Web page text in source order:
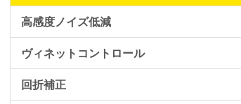
高感度ノイズ低減
ヴィネットコントロール
回折補正